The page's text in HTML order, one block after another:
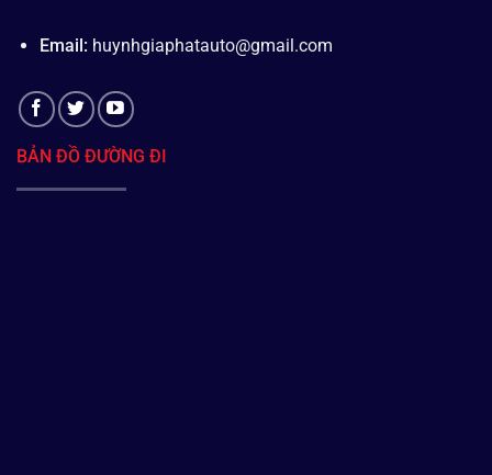
Email: huynhgiaphatauto@gmail.com
BẢN ĐỒ ĐƯỜNG ĐI